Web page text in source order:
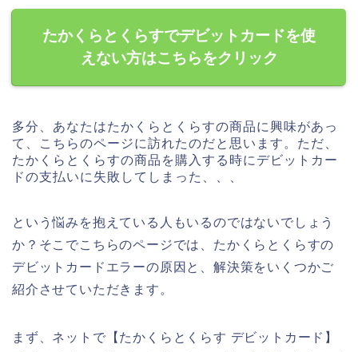
たかくらとくらすでデビットカードを使
えない方はこちらをクリック
多分、あなたはたかくらとくらすの商品に興味があっ
て、こちらのページに訪れたのだと思います。ただ、
たかくらとくらすの商品を購入する時にデビットカー
ドの支払いに失敗してしまった、、、
という悩みを抱えている人もいるのではないでしょう
か？そこでこちらのページでは、たかくらとくらすの
デビットカードエラーの原因と、解決策をいくつかご
紹介させていただきます。
まず、ネットで【たかくらとくらす デビットカード】